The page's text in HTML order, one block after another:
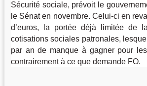
Sécurité sociale, prévoit le
le Sénat en novembre. Celui-ci en
d’euros, la portée déjà limitée de
cotisations sociales patronales,
par an de manque à gagner pour
contrairement à ce que demande FO.